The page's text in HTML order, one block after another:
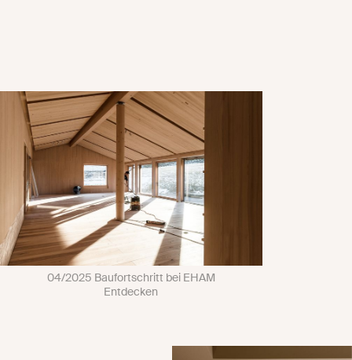
04/2025 Baufortschritt bei EHAM
Entdecken